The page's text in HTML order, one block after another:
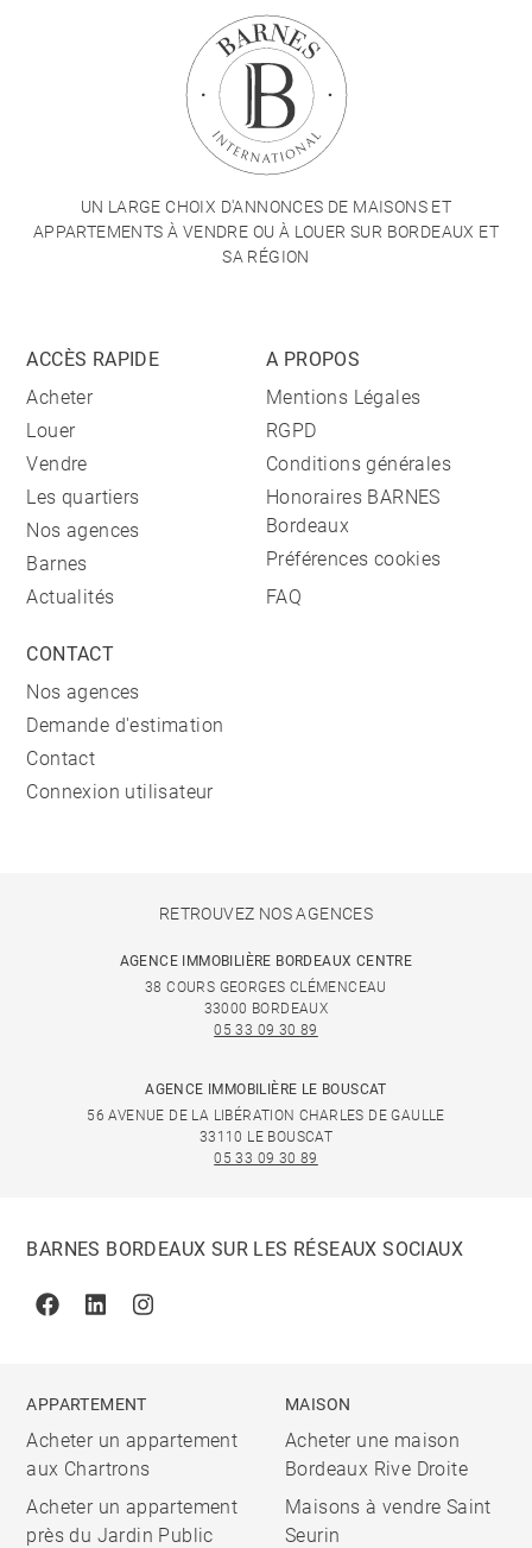
UN LARGE CHOIX D'ANNONCES DE MAISONS ET
APPARTEMENTS À VENDRE OU À LOUER SUR BORDEAUX ET
SA RÉGION
ACCÈS RAPIDE
Acheter
Louer
Vendre
Les quartiers
Nos agences
Barnes
Actualités
A PROPOS
Mentions Légales
RGPD
Conditions générales
Honoraires BARNES
Bordeaux
Préférences cookies
FAQ
CONTACT
Nos agences
Demande d'estimation
Contact
Connexion utilisateur
RETROUVEZ NOS AGENCES
AGENCE IMMOBILIÈRE BORDEAUX CENTRE
38 COURS GEORGES CLÉMENCEAU
33000 BORDEAUX
05 33 09 30 89
AGENCE IMMOBILIÈRE LE BOUSCAT
56 AVENUE DE LA LIBÉRATION CHARLES DE GAULLE
33110 LE BOUSCAT
05 33 09 30 89
BARNES BORDEAUX SUR LES RÉSEAUX SOCIAUX
FacebookLinkedinInstagram
APPARTEMENT
Acheter un appartement
aux Chartrons
Acheter un appartement
près du Jardin Public
MAISON
Acheter une maison
Bordeaux Rive Droite
Maisons à vendre Saint
Seurin